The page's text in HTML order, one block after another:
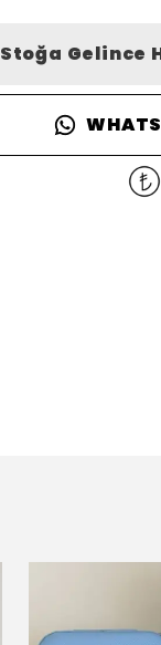
Stoğa Gelince